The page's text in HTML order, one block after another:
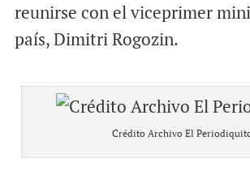
reunirse con el viceprimer
país, Dimitri Rogozin.
Crédito Archivo El